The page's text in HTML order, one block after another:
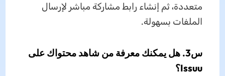
متعددة، ثم إنشاء رابط مشاركة مباشر لإرسال
الملفات بسهولة.
س3. هل يمكنك معرفة من شاهد محتواك على
Issuu؟